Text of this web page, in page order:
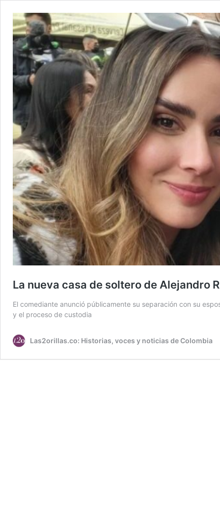
La nueva casa de soltero de Alejandro
El comediante anunció públicamente su separación con su
y el proceso de custodia
Las2orillas.co: Historias, voces y noticias de Colombia